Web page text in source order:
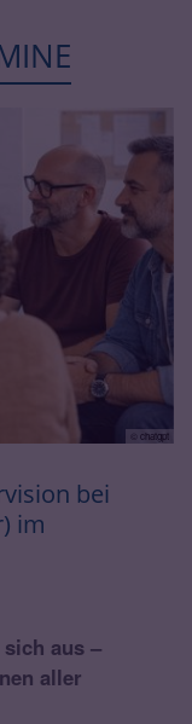
© chatgpt
bei
im
aus –
aller